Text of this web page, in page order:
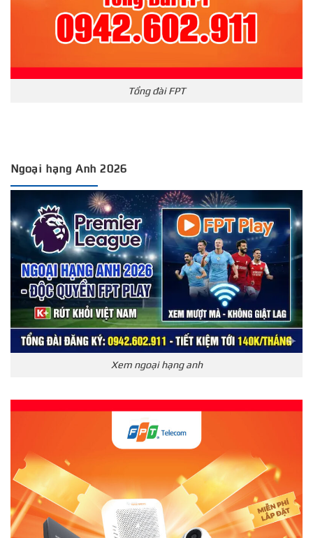
Tổng đài FPT
Ngoại hạng Anh 2026
Xem ngoại hạng anh